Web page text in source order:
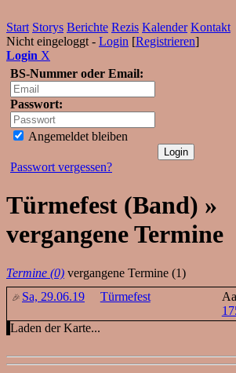
Start Storys Berichte Rezis Kalender Kontakt
Nicht eingeloggt - Login [Registrieren]
Login X
BS-Nummer oder Email:
Passwort:
Angemeldet bleiben
Passwort vergessen?
Türmefest (Band) »
vergangene Termine
Termine (0) vergangene Termine (1)
Sa, 29.06.19
Türmefest
Laden der Karte...